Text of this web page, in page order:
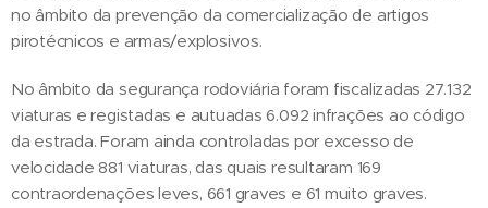
no âmbito da prevenção da comercialização de artigos
pirotécnicos e armas/explosivos.
No âmbito da segurança rodoviária foram fiscalizadas 27.132
viaturas e registadas e autuadas 6.092 infrações ao código
da estrada. Foram ainda controladas por excesso de
velocidade 881 viaturas, das quais resultaram 169
contraordenações leves, 661 graves e 61 muito graves.